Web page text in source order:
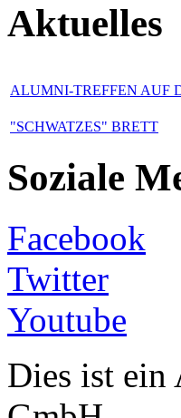
Aktuelles
ALUMNI-TREFFEN AUF
"SCHWATZES" BRETT
Soziale
Facebook
Twitter
Youtube
Dies ist ein